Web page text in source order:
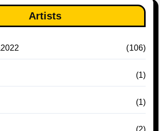
Artists
(106)
(1)
(1)
(2)